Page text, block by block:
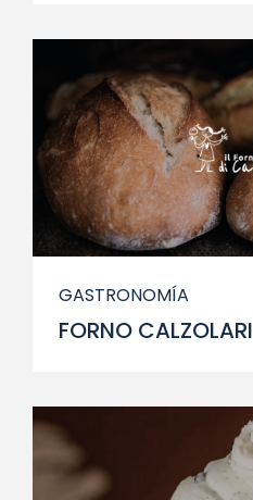
GASTRONOMÍA
FORNO CALZOLARI